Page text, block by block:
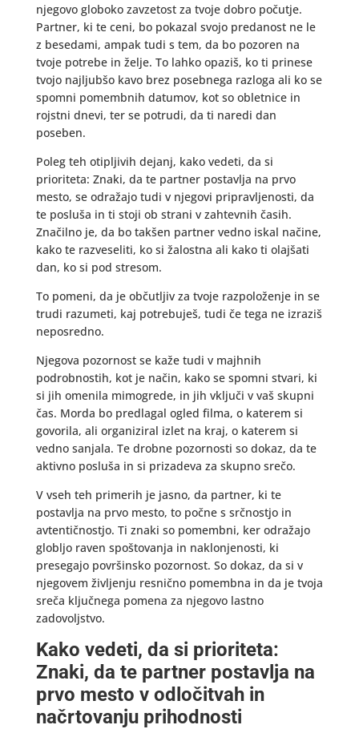
njegovo globoko zavzetost za tvoje dobro počutje.
Partner, ki te ceni, bo pokazal svojo predanost ne le
z besedami, ampak tudi s tem, da bo pozoren na
tvoje potrebe in želje. To lahko opaziš, ko ti prinese
tvojo najljubšo kavo brez posebnega razloga ali ko se
spomni pomembnih datumov, kot so obletnice in
rojstni dnevi, ter se potrudi, da ti naredi dan
poseben.
Poleg teh otipljivih dejanj, kako vedeti, da si
prioriteta: Znaki, da te partner postavlja na prvo
mesto, se odražajo tudi v njegovi pripravljenosti, da
te posluša in ti stoji ob strani v zahtevnih časih.
Značilno je, da bo takšen partner vedno iskal načine,
kako te razveseliti, ko si žalostna ali kako ti olajšati
dan, ko si pod stresom.
To pomeni, da je občutljiv za tvoje razpoloženje in se
trudi razumeti, kaj potrebuješ, tudi če tega ne izraziš
neposredno.
Njegova pozornost se kaže tudi v majhnih
podrobnostih, kot je način, kako se spomni stvari, ki
si jih omenila mimogrede, in jih vključi v vaš skupni
čas. Morda bo predlagal ogled filma, o katerem si
govorila, ali organiziral izlet na kraj, o katerem si
vedno sanjala. Te drobne pozornosti so dokaz, da te
aktivno posluša in si prizadeva za skupno srečo.
V vseh teh primerih je jasno, da partner, ki te
postavlja na prvo mesto, to počne s srčnostjo in
avtentičnostjo. Ti znaki so pomembni, ker odražajo
globljo raven spoštovanja in naklonjenosti, ki
presegajo površinsko pozornost. So dokaz, da si v
njegovem življenju resnično pomembna in da je tvoja
sreča ključnega pomena za njegovo lastno
zadovoljstvo.
Kako vedeti, da si prioriteta:
Znaki, da te partner postavlja na
prvo mesto v odločitvah in
načrtovanju prihodnosti